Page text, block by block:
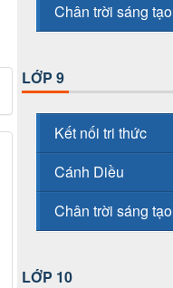
Chân trời sáng tạo
LỚP 9
Kết nối tri thức
Cánh Diều
Chân trời sáng tạo
LỚP 10